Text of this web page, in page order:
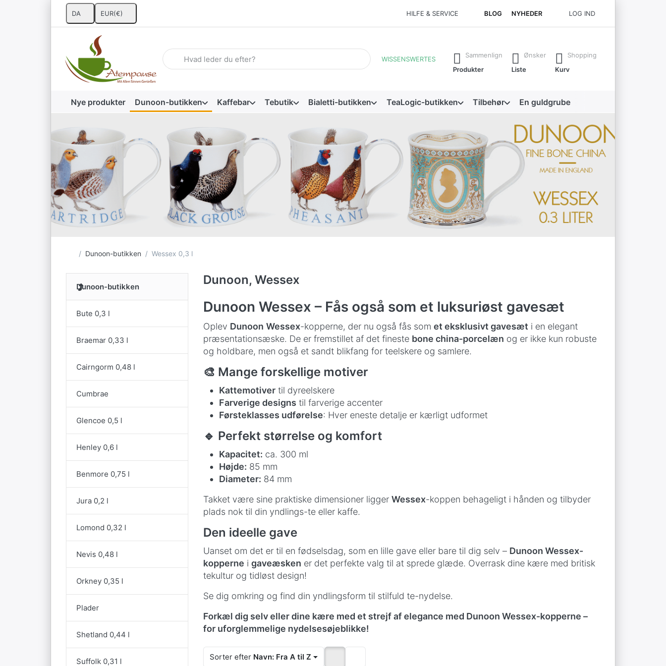
DA EUR(€) HILFE & SERVICE BLOG NYHEDER LOG IND
Indtast et søgeord. De første resultater vises automatisk, mens du skriver. Tryk på Enter-tasten for at få alle resultater frem.
WISSENSWERTES
Sammenlign
Produkter
Ønsker
Liste
Shopping
Kurv
Nye produkter Dunoon-butikken Kaffebar Tebutik Bialetti-butikken TeaLogic-butikken Tilbehør En guldgrube
Startside
Dunoon-butikken Wessex 0,3 l
Dunoon-butikken
Bute 0,3 l
Braemar 0,33 l
Cairngorm 0,48 l
Cumbrae
Glencoe 0,5 l
Henley 0,6 l
Benmore 0,75 l
Jura 0,2 l
Lomond 0,32 l
Nevis 0,48 l
Orkney 0,35 l
Plader
Shetland 0,44 l
Suffolk 0,31 l
Dunoon, Wessex
Dunoon Wessex – Fås også som et luksuriøst gavesæt
Oplev Dunoon Wessex-kopperne, der nu også fås som et eksklusivt gavesæt i en elegant
præsentationsæske. De er fremstillet af det fineste bone china-porcelæn og er ikke kun robuste
og holdbare, men også et sandt blikfang for teelskere og samlere.
🎨 Mange forskellige motiver
Kattemotiver til dyreelskere
Farverige designs til farverige accenter
Førsteklasses udførelse: Hver eneste detalje er kærligt udformet
🔹 Perfekt størrelse og komfort
Kapacitet: ca. 300 ml
Højde: 85 mm
Diameter: 84 mm
Takket være sine praktiske dimensioner ligger Wessex-koppen behageligt i hånden og tilbyder
plads nok til din yndlings-te eller kaffe.
Den ideelle gave
Uanset om det er til en fødselsdag, som en lille gave eller bare til dig selv – Dunoon Wessex-
kopperne i gaveæsken er det perfekte valg til at sprede glæde. Overrask dine kære med britisk
tekultur og tidløst design!
Se dig omkring og find din yndlingsform til stilfuld te-nydelse.
Forkæl dig selv eller dine kære med et strejf af elegance med Dunoon Wessex-kopperne –
for uforglemmelige nydelsesøjeblikke!
Sorter efter Navn: Fra A til Z